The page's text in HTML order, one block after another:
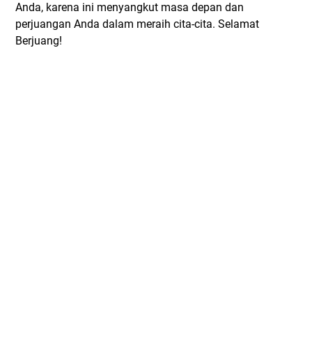
Anda, karena ini menyangkut masa depan dan
perjuangan Anda dalam meraih cita-cita. Selamat
Berjuang!